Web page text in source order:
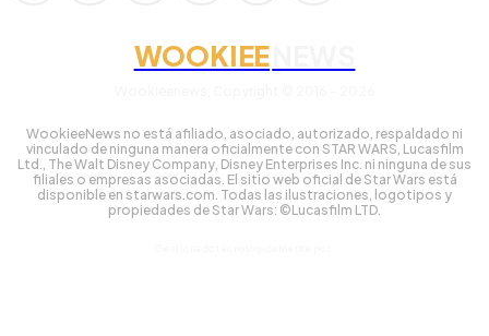
WOOKIEE
WookieeNews no está afiliado, asociado, autorizado, respaldado ni
vinculado de ninguna manera oficialmente con STAR WARS, Lucasfilm
Ltd., The Walt Disney Company, Disney Enterprises Inc. ni ninguna de sus
filiales o empresas asociadas. El sitio web oficial de Star Wars está
disponible en starwars.com. Todas las ilustraciones, logotipos y
propiedades de Star Wars: ©Lucasfilm LTD.